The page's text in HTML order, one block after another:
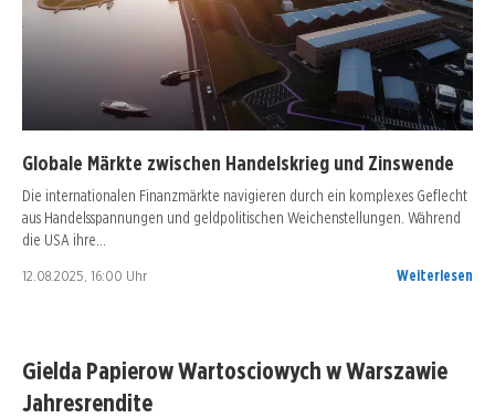
Globale Märkte zwischen Handelskrieg und Zinswende
Die internationalen Finanzmärkte navigieren durch ein komplexes Geflecht
aus Handelsspannungen und geldpolitischen Weichenstellungen. Während
die USA ihre…
12.08.2025, 16:00 Uhr Weiterlesen
Gielda Papierow Wartosciowych w Warszawie
Jahresrendite